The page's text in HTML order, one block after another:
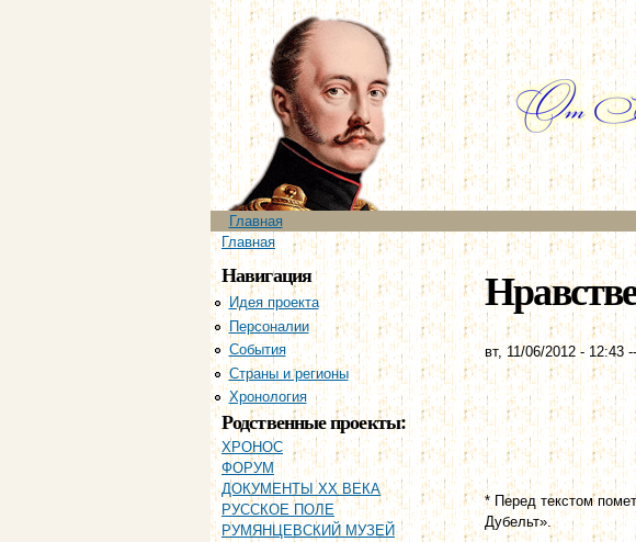
Главное меню
Главная
Вы здесь
Главная
Навигация
Идея проекта
Персоналии
События
Страны и регионы
Хронология
Родственные проекты:
ХРОНОС
ФОРУМ
ДОКУМЕНТЫ XX ВЕКА
РУССКОЕ ПОЛЕ
РУМЯНЦЕВСКИЙ МУЗЕЙ
вт, 11/06/2012 - 12:43
* Перед текстом
Дубельт».